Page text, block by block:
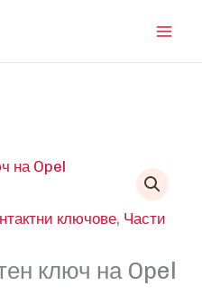
ключове, Части
ключ на Opel